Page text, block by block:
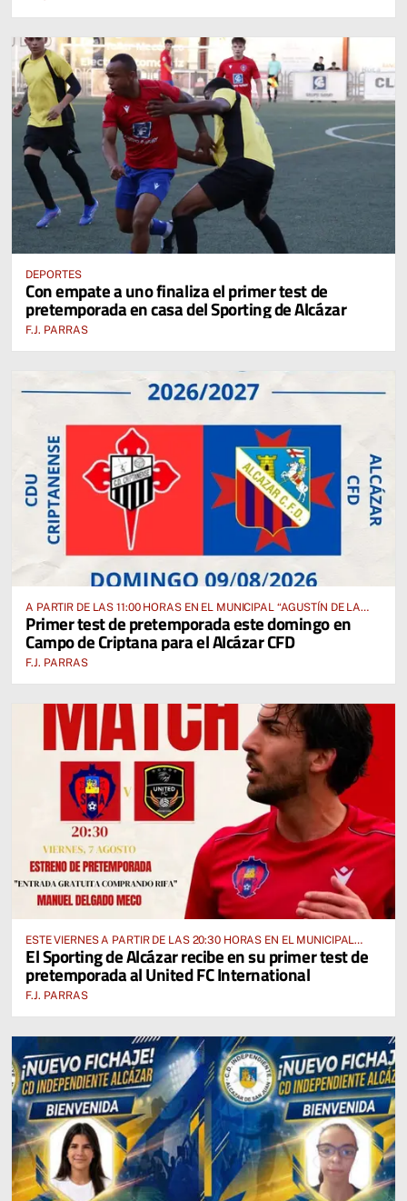
DEPORTES
Con empate a uno finaliza el primer test de
pretemporada en casa del Sporting de Alcázar
F.J. PARRAS
A PARTIR DE LAS 11:00 HORAS EN EL MUNICIPAL “AGUSTÍN DE LA
FUENTE” ANTE EL CUD CRIPTANENSE
Primer test de pretemporada este domingo en
Campo de Criptana para el Alcázar CFD
F.J. PARRAS
ESTE VIERNES A PARTIR DE LAS 20:30 HORAS EN EL MUNICIPAL
“MANUEL DELGADO MECO”
El Sporting de Alcázar recibe en su primer test de
pretemporada al United FC International
F.J. PARRAS